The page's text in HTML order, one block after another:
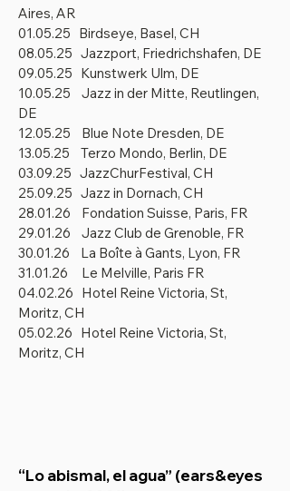
Aires, AR
01.05.25 Birdseye, Basel, CH
08.05.25 Jazzport, Friedrichshafen, DE
09.05.25 Kunstwerk Ulm, DE
10.05.25 Jazz in der Mitte, Reutlingen,
DE
12.05.25 Blue Note Dresden, DE
13.05.25 Terzo Mondo, Berlin, DE
03.09.25 JazzChurFestival, CH
25.09.25 Jazz in Dornach, CH
28.01.26 Fondation Suisse, Paris, FR
29.01.26 Jazz Club de Grenoble, FR
30.01.26 La Boîte à Gants, Lyon, FR
31.01.26 Le Melville, Paris FR
04.02.26 Hotel Reine Victoria, St,
Moritz, CH
05.02.26 Hotel Reine Victoria, St,
Moritz, CH​
“Lo abismal, el agua” (ears&eyes